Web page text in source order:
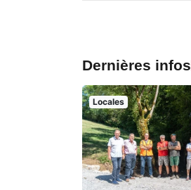
Dernières infos
Locales